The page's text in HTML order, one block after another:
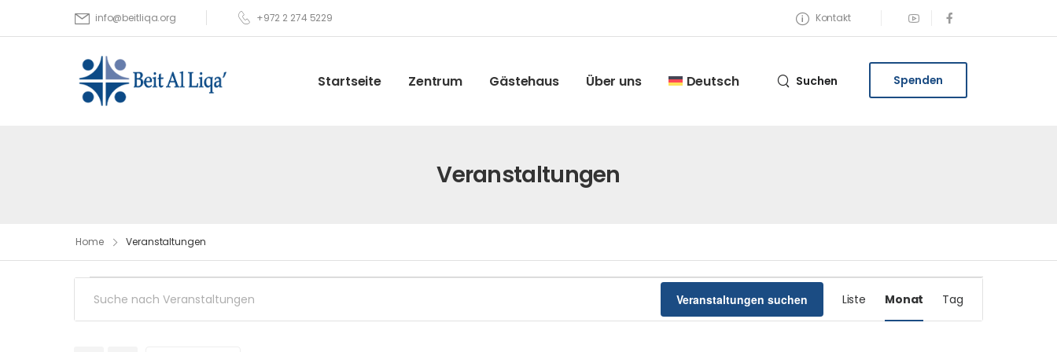
info@beitliqa.org +972 2 274 5229 Kontakt
Startseite Zentrum Gästehaus Über uns Deutsch Suchen Spenden
Veranstaltungen
Home Veranstaltungen
Veranstaltungen
Suche
Bitte
Schlüsselwort
Veranstaltungen suchen
Veranstaltung
Ansichten-
Liste Monat Tag